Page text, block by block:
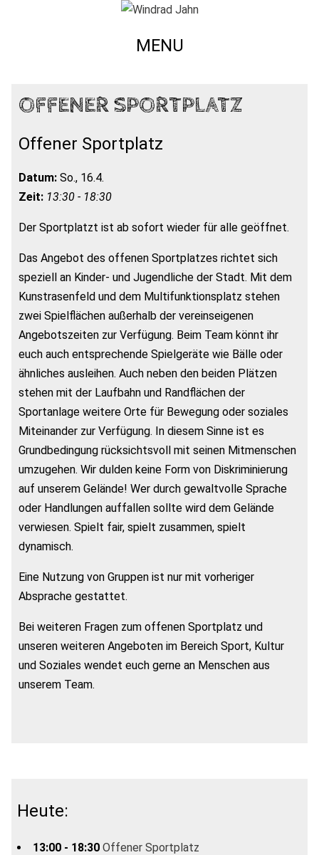
MENU
OFFENER SPORTPLATZ
Offener Sportplatz
Datum: So., 16.4.
Zeit: 13:30 - 18:30
Der Sportplatzt ist ab sofort wieder für alle geöffnet.
Das Angebot des offenen Sportplatzes richtet sich
speziell an Kinder- und Jugendliche der Stadt. Mit dem
Kunstrasenfeld und dem Multifunktionsplatz stehen
zwei Spielflächen außerhalb der vereinseigenen
Angebotszeiten zur Verfügung. Beim Team könnt ihr
euch auch entsprechende Spielgeräte wie Bälle oder
ähnliches ausleihen. Auch neben den beiden Plätzen
stehen mit der Laufbahn und Randflächen der
Sportanlage weitere Orte für Bewegung oder soziales
Miteinander zur Verfügung. In diesem Sinne ist es
Grundbedingung rücksichtsvoll mit seinen Mitmenschen
umzugehen. Wir dulden keine Form von Diskriminierung
auf unserem Gelände! Wer durch gewaltvolle Sprache
oder Handlungen auffallen sollte wird dem Gelände
verwiesen. Spielt fair, spielt zusammen, spielt
dynamisch.
Eine Nutzung von Gruppen ist nur mit vorheriger
Absprache gestattet.
Bei weiteren Fragen zum offenen Sportplatz und
unseren weiteren Angeboten im Bereich Sport, Kultur
und Soziales wendet euch gerne an Menschen aus
unserem Team.
Heute:
13:00 - 18:30 Offener Sportplatz